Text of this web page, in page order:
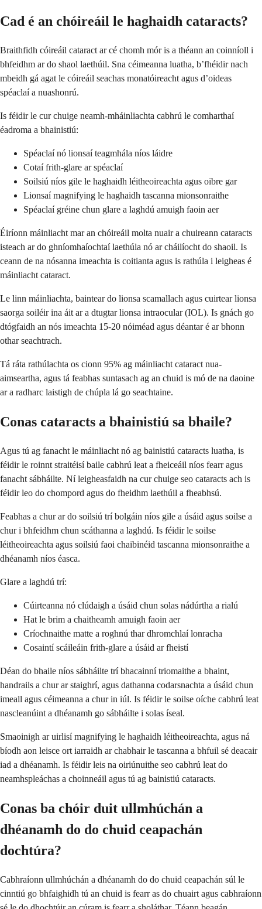
Cad é an chóireáil le haghaidh cataracts?
Braithfidh cóireáil cataract ar cé chomh mór is a théann an coinníoll i
bhfeidhm ar do shaol laethúil. Sna céimeanna luatha, b’fhéidir nach
mbeidh gá agat le cóireáil seachas monatóireacht agus d’oideas
spéaclaí a nuashonrú.
Is féidir le cur chuige neamh-mháinliachta cabhrú le comharthaí
éadroma a bhainistiú:
Spéaclaí nó lionsaí teagmhála níos láidre
Cotaí frith-glare ar spéaclaí
Soilsiú níos gile le haghaidh léitheoireachta agus oibre gar
Lionsaí magnifying le haghaidh tascanna mionsonraithe
Spéaclaí gréine chun glare a laghdú amuigh faoin aer
Éiríonn máinliacht mar an chóireáil molta nuair a chuireann cataracts
isteach ar do ghníomhaíochtaí laethúla nó ar cháilíocht do shaoil. Is
ceann de na nósanna imeachta is coitianta agus is rathúla i leigheas é
máinliacht cataract.
Le linn máinliachta, baintear do lionsa scamallach agus cuirtear lionsa
saorga soiléir ina áit ar a dtugtar lionsa intraocular (IOL). Is gnách go
dtógfaidh an nós imeachta 15-20 nóiméad agus déantar é ar bhonn
othar seachtrach.
Tá ráta rathúlachta os cionn 95% ag máinliacht cataract nua-
aimseartha, agus tá feabhas suntasach ag an chuid is mó de na daoine
ar a radharc laistigh de chúpla lá go seachtaine.
Conas cataracts a bhainistiú sa bhaile?
Agus tú ag fanacht le máinliacht nó ag bainistiú cataracts luatha, is
féidir le roinnt straitéisí baile cabhrú leat a fheiceáil níos fearr agus
fanacht sábháilte. Ní leigheasfaidh na cur chuige seo cataracts ach is
féidir leo do chompord agus do fheidhm laethúil a fheabhsú.
Feabhas a chur ar do soilsiú trí bolgáin níos gile a úsáid agus soilse a
chur i bhfeidhm chun scáthanna a laghdú. Is féidir le soilse
léitheoireachta agus soilsiú faoi chaibinéid tascanna mionsonraithe a
dhéanamh níos éasca.
Glare a laghdú trí:
Cúirteanna nó clúdaigh a úsáid chun solas nádúrtha a rialú
Hat le brim a chaitheamh amuigh faoin aer
Críochnaithe matte a roghnú thar dhromchlaí lonracha
Cosaintí scáileáin frith-glare a úsáid ar fheistí
Déan do bhaile níos sábháilte trí bhacainní triomaithe a bhaint,
handrails a chur ar staighrí, agus dathanna codarsnachta a úsáid chun
imeall agus céimeanna a chur in iúl. Is féidir le soilse oíche cabhrú leat
nascleanúint a dhéanamh go sábháilte i solas íseal.
Smaoinigh ar uirlisí magnifying le haghaidh léitheoireachta, agus ná
bíodh aon leisce ort iarraidh ar chabhair le tascanna a bhfuil sé deacair
iad a dhéanamh. Is féidir leis na oiriúnuithe seo cabhrú leat do
neamhspleáchas a choinneáil agus tú ag bainistiú cataracts.
Conas ba chóir duit ullmhúchán a
dhéanamh do do chuid ceapachán
dochtúra?
Cabhraíonn ullmhúchán a dhéanamh do do chuid ceapachán súl le
cinntiú go bhfaighidh tú an chuid is fearr as do chuairt agus cabhraíonn